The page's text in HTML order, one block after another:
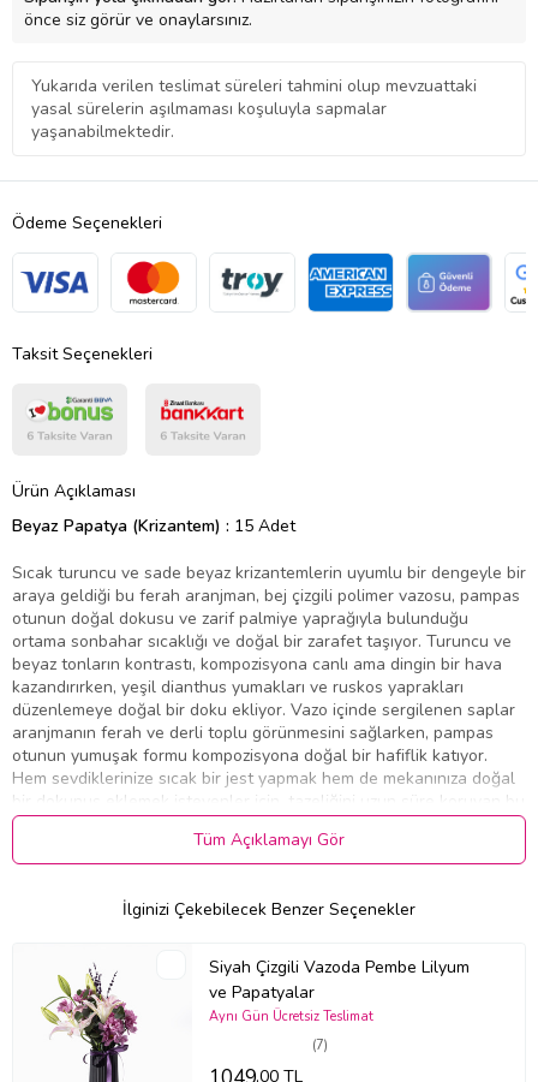
önce siz görür ve onaylarsınız.
Yukarıda verilen teslimat süreleri tahmini olup mevzuattaki
yasal sürelerin aşılmaması koşuluyla sapmalar
yaşanabilmektedir.
Ödeme Seçenekleri
Taksit Seçenekleri
Ürün Açıklaması
Beyaz Papatya (Krizantem) : 15 Adet
Sıcak turuncu ve sade beyaz krizantemlerin uyumlu bir dengeyle bir
araya geldiği bu ferah aranjman, bej çizgili polimer vazosu, pampas
otunun doğal dokusu ve zarif palmiye yaprağıyla bulunduğu
ortama sonbahar sıcaklığı ve doğal bir zarafet taşıyor. Turuncu ve
beyaz tonların kontrastı, kompozisyona canlı ama dingin bir hava
kazandırırken, yeşil dianthus yumakları ve ruskos yaprakları
düzenlemeye doğal bir doku ekliyor. Vazo içinde sergilenen saplar
aranjmanın ferah ve derli toplu görünmesini sağlarken, pampas
otunun yumuşak formu kompozisyona doğal bir hafiflik katıyor.
Hem sevdiklerinize sıcak bir jest yapmak hem de mekanınıza doğal
bir dokunuş eklemek isteyenler için, tazeliğini uzun süre koruyan bu
düzenleme keyifli bir seçenek sunuyor.
Uygun Olduğu Özel Günler
Sıcak turuncu ve beyaz tonlar, kutlamalara canlı ve
dingin bir hava katar.
Geçmiş Olsun:
Ferah kompozisyon, moral verici dileklerinizi
içtenlikle iletir.
Yeni İş ve Terfi:Canlı renkleriyle başarı kutlamalarında pozitif enerji
yansıtır.
Ev Ziyareti:Doğal ve sıcak görünümüyle nazik bir hoş geldin jesti
Tüm Açıklamayı Gör
İlginizi Çekebilecek Benzer Seçenekler
Siyah Çizgili Vazoda Pembe Lilyum
ve Papatyalar
(7)
Aynı Gün Ücretsiz Teslimat
,00 TL